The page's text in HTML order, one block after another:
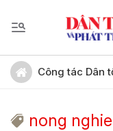
Công tác Dân
nong